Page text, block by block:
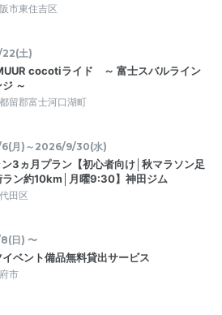
市東住吉区
土)
cocotiライド ～ 富士スバルライン
～
留郡富士河口湖町
月)～2026/9/30(水)
3ヵ月プラン【初心者向け│秋マラソン足
ラン約10km│月曜9:30】神田ジム
田区
日) 〜
イベント備品無料貸出サービス
市